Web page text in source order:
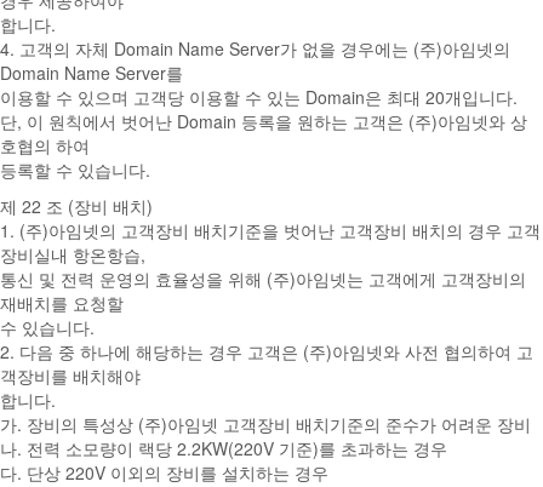
합니다.
4. 고객의 자체 Domain Name Server가 없을 경우에는 (주)아임넷의
Domain Name Server를
이용할 수 있으며 고객당 이용할 수 있는 Domain은 최대 20개입니다.
단, 이 원칙에서 벗어난 Domain 등록을 원하는 고객은 (주)아임넷와 상
호협의 하여
등록할 수 있습니다.
제 22 조 (장비 배치)
1. (주)아임넷의 고객장비 배치기준을 벗어난 고객장비 배치의 경우 고객
장비실내 항온항습,
통신 및 전력 운영의 효율성을 위해 (주)아임넷는 고객에게 고객장비의
재배치를 요청할
수 있습니다.
2. 다음 중 하나에 해당하는 경우 고객은 (주)아임넷와 사전 협의하여 고
객장비를 배치해야
합니다.
가. 장비의 특성상 (주)아임넷 고객장비 배치기준의 준수가 어려운 장비
나. 전력 소모량이 랙당 2.2KW(220V 기준)를 초과하는 경우
다. 단상 220V 이외의 장비를 설치하는 경우